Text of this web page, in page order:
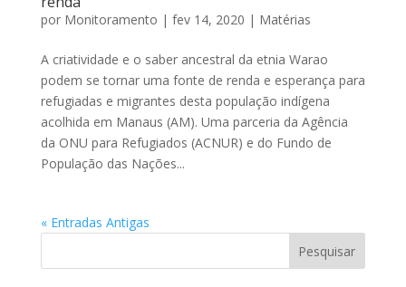
por Monitoramento | fev 14, 2020 | Matérias
A criatividade e o saber ancestral da etnia Warao
podem se tornar uma fonte de renda e esperança para
refugiadas e migrantes desta população indígena
acolhida em Manaus (AM). Uma parceria da Agência
da ONU para Refugiados (ACNUR) e do Fundo de
População das Nações...
« Entradas Antigas